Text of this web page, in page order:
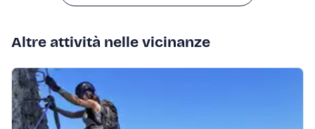
Altre attività nelle vicinanze